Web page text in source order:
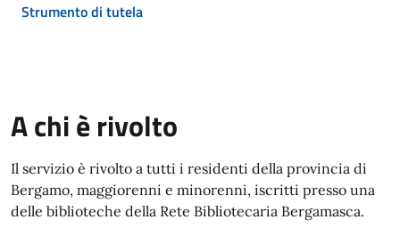
Strumento di tutela
A chi è rivolto
Il servizio è rivolto a tutti i residenti della provincia di
Bergamo, maggiorenni e minorenni, iscritti presso una
delle biblioteche della Rete Bibliotecaria Bergamasca.